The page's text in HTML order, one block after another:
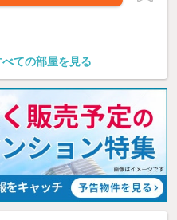
ての部屋を見る